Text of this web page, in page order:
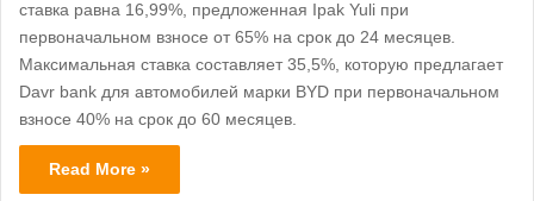
ставка равна 16,99%, предложенная Ipak Yuli при
первоначальном взносе от 65% на срок до 24 месяцев.
Максимальная ставка составляет 35,5%, которую предлагает
Davr bank для автомобилей марки BYD при первоначальном
взносе 40% на срок до 60 месяцев.
Read More »